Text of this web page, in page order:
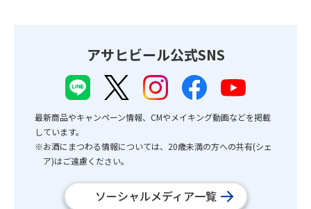
アサヒビール公式SNS
最新商品やキャンペーン情報、CMやメイキング動画などを掲載
しています。
※お酒にまつわる情報については、20歳未満の方への共有(シェ
ア)はご遠慮ください。
ソーシャルメディア一覧